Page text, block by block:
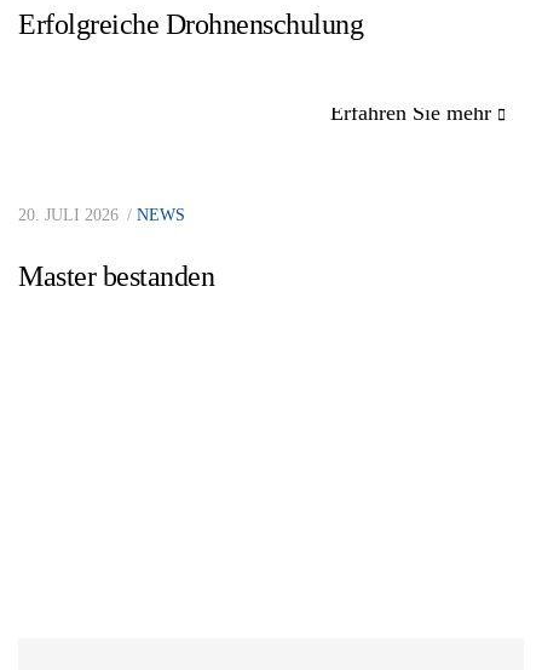
Erfolgreiche Drohnenschulung
Erfahren Sie mehr
20. JULI 2026 NEWS
Master bestanden